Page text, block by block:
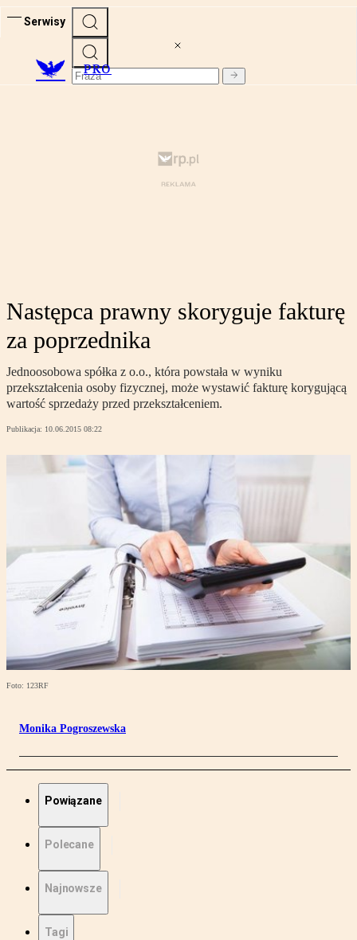
Serwisy
PRO
Następca prawny skoryguje fakturę
za poprzednika
Jednoosobowa spółka z o.o., która powstała w wyniku
przekształcenia osoby fizycznej, może wystawić fakturę korygującą
wartość sprzedaży przed przekształceniem.
Publikacja: 10.06.2015 08:22
Foto: 123RF
Monika Pogroszewska
Powiązane
Polecane
Najnowsze
Tagi